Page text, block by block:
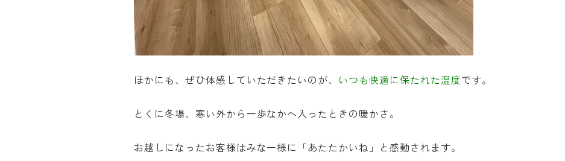
ほかにも、ぜひ体感していただきたいのが、 いつも快適に保たれた温度です。
とくに冬場、寒い外から一歩なかへ入ったときの暖かさ。
お越しになったお客様はみな一様に「あたたかいね」と感動されます。